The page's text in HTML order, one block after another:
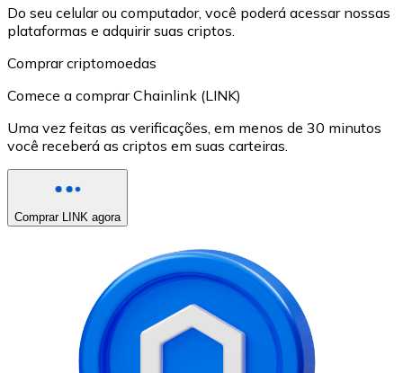
Do seu celular ou computador, você poderá acessar nossas
plataformas e adquirir suas criptos.
Comprar criptomoedas
Comece a comprar Chainlink (LINK)
Uma vez feitas as verificações, em menos de 30 minutos
você receberá as criptos em suas carteiras.
Comprar LINK agora